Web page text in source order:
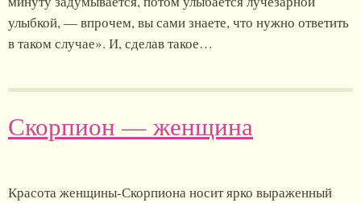
улыбкой, — впрочем, вы сами знаете, что нужно ответить
в таком случае». И, сделав такое…
Скорпион — женщина
Красота женщины-Скорпиона носит ярко выраженный